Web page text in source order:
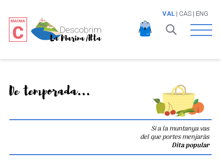
VAL| CAS| ENG
Open
De temporada...
Si a la muntanya vas
del que portes menjaràs
Dita popular